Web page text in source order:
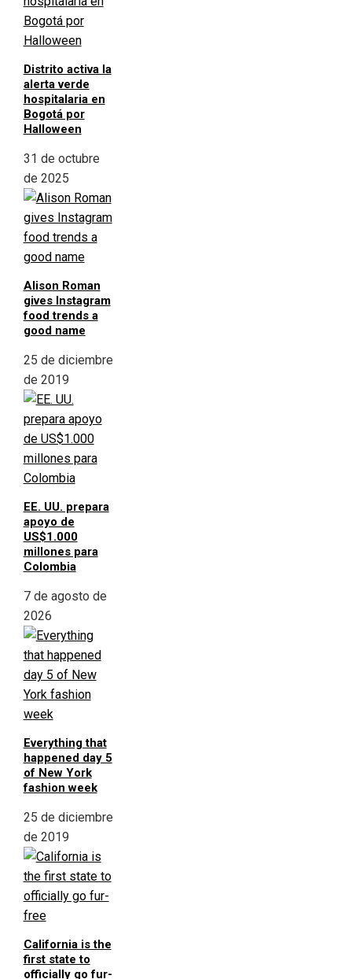
Distrito activa la
alerta verde
hospitalaria en
Bogotá por
Halloween
31 de octubre
de 2025
Alison Roman
gives Instagram
food trends a
good name
25 de diciembre
de 2019
EE. UU. prepara
apoyo de
US$1.000
millones para
Colombia
7 de agosto de
2026
Everything that
happened day 5
of New York
fashion week
25 de diciembre
de 2019
California is the
first state to
officially go fur-